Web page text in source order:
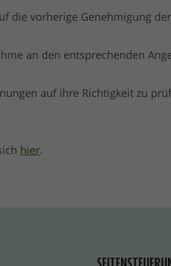
die vorherige Genehmigung
an den entsprechenden
auf ihre Richtigkeit zu
hier.